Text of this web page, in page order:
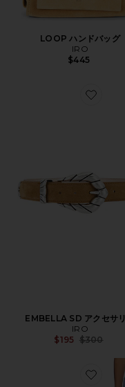
LOOP ハンドバッグ
IRO
$445
Favorite
EMBELLA SD アクセサ
IRO
$195 Previous
$300
Favorite